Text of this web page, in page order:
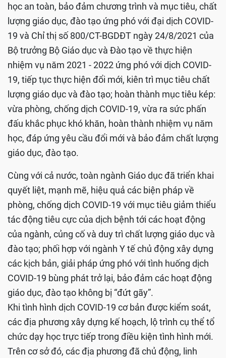
học an toàn, bảo đảm chương trình và mục tiêu, chất
lượng giáo dục, đào tạo ứng phó với đại dịch COVID-
19 và Chỉ thị số 800/CT-BGDĐT ngày 24/8/2021 của
Bộ trưởng Bộ Giáo dục và Đào tạo về thực hiện
nhiệm vụ năm 2021 - 2022 ứng phó với dịch COVID-
19, tiếp tục thực hiện đổi mới, kiên trì mục tiêu chất
lượng giáo dục và đào tạo; hoàn thành mục tiêu kép:
vừa phòng, chống dịch COVID-19, vừa ra sức phấn
đấu khắc phục khó khăn, hoàn thành nhiệm vụ năm
học, đáp ứng yêu cầu đổi mới và bảo đảm chất lượng
giáo dục, đào tạo.
Cùng với cả nước, toàn ngành Giáo dục đã triển khai
quyết liệt, mạnh mẽ, hiệu quả các biện pháp về
phòng, chống dịch COVID-19 với mục tiêu giảm thiểu
tác động tiêu cực của dịch bệnh tới các hoạt động
của ngành, củng cố và duy trì chất lượng giáo dục và
đào tạo; phối hợp với ngành Y tế chủ động xây dựng
các kịch bản, giải pháp ứng phó với tình huống dịch
COVID-19 bùng phát trở lại, bảo đảm các hoạt động
giáo dục, đào tạo không bị “đứt gãy”.
Khi tình hình dịch COVID-19 cơ bản được kiểm soát,
các địa phương xây dựng kế hoạch, lộ trình cụ thể tổ
chức dạy học trực tiếp trong điều kiện tình hình mới.
Trên cơ sở đó, các địa phương đã chủ động, linh